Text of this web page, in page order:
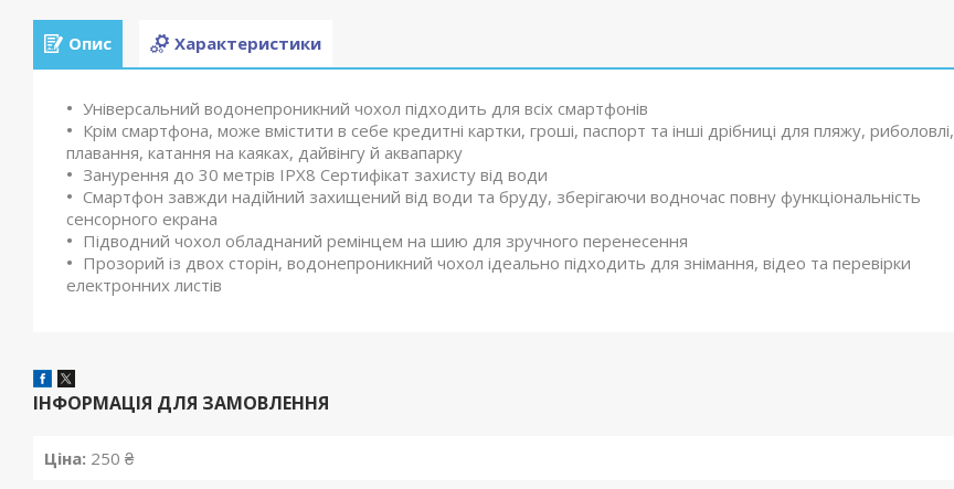
Опис Характеристики
Універсальний водонепроникний чохол підходить для всіх смартфонів
Крім смартфона, може вмістити в себе кредитні картки, гроші, паспорт та інші дрібниці для пляжу, риболовлі,
плавання, катання на каяках, дайвінгу й аквапарку
Занурення до 30 метрів IPX8 Сертифікат захисту від води
Смартфон завжди надійний захищений від води та бруду, зберігаючи водночас повну функціональність
сенсорного екрана
Підводний чохол обладнаний ремінцем на шию для зручного перенесення
Прозорий із двох сторін, водонепроникний чохол ідеально підходить для знімання, відео та перевірки
електронних листів
ІНФОРМАЦІЯ ДЛЯ ЗАМОВЛЕННЯ
Ціна: 250 ₴